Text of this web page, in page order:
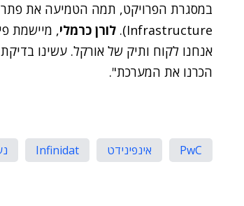
במסגרת הפרויקט, תמה הטמיעה את
Infrastructure).
לורן כרמלי, מיישמת
אנחנו לקוח ותיק של אורקל. עשינו
הכרנו את המערכת".
PwC אינפינידט Infinidat